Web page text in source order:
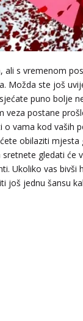
ali s vremenom
Možda ste još
puno bolje
veza postane
o vama kod vaših
obilaziti
sretnete gledati
Ukoliko vas
još jednu šansu